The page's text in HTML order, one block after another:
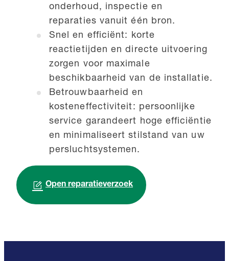
onderhoud, inspectie en
reparaties vanuit één bron.
Snel en efficiënt: korte
reactietijden en directe uitvoering
zorgen voor maximale
beschikbaarheid van de installatie.
Betrouwbaarheid en
kosteneffectiviteit: persoonlijke
service garandeert hoge efficiëntie
en minimaliseert stilstand van uw
persluchtsystemen.
Open reparatieverzoek